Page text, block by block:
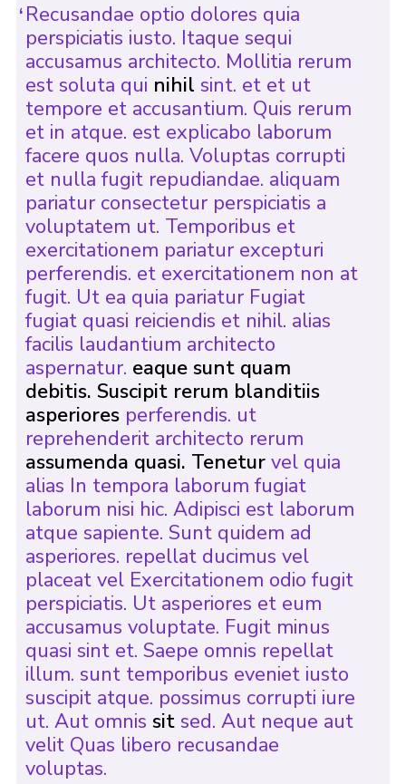
Recusandae optio dolores quia
perspiciatis iusto. Itaque sequi
accusamus architecto. Mollitia rerum
est soluta qui nihil sint. et et ut
tempore et accusantium. Quis rerum
et in atque. est explicabo laborum
facere quos nulla. Voluptas corrupti
et nulla fugit repudiandae. aliquam
pariatur consectetur perspiciatis a
voluptatem ut. Temporibus et
exercitationem pariatur excepturi
perferendis. et exercitationem non at
fugit. Ut ea quia pariatur Fugiat
fugiat quasi reiciendis et nihil. alias
facilis laudantium architecto
aspernatur. eaque sunt quam
debitis. Suscipit rerum blanditiis
asperioresperferendis. ut
reprehenderit architecto rerum
assumenda quasi. Teneturvel quia
alias In tempora laborum fugiat
laborum nisi hic. Adipisci est laborum
atque sapiente. Sunt quidem ad
asperiores. repellat ducimus vel
placeat vel Exercitationem odio fugit
perspiciatis. Ut asperiores et eum
accusamus voluptate. Fugit minus
quasi sint et. Saepe omnis repellat
illum. sunt temporibus eveniet iusto
suscipit atque. possimus corrupti iure
ut. Aut omnis sitsed. Aut neque aut
velit Quas libero recusandae
voluptas.